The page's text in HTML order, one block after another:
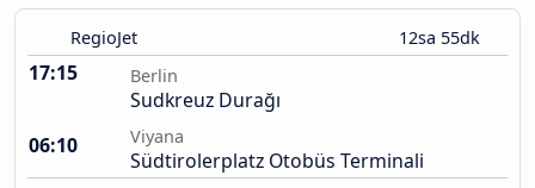
RegioJet 12sa 55dk
17:15 Berlin
Sudkreuz Durağı
06:10
Viyana
Südtirolerplatz Otobüs Terminali